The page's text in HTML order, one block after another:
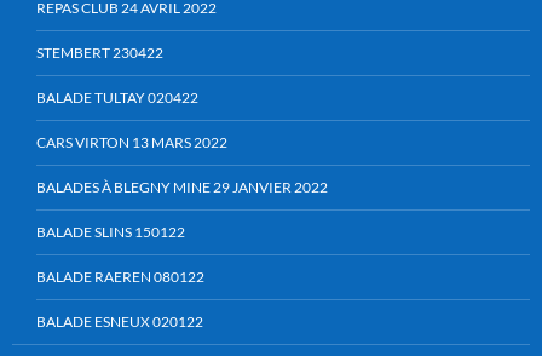
REPAS CLUB 24 AVRIL 2022
STEMBERT 230422
BALADE TULTAY 020422
CARS VIRTON 13 MARS 2022
BALADES À BLEGNY MINE 29 JANVIER 2022
BALADE SLINS 150122
BALADE RAEREN 080122
BALADE ESNEUX 020122